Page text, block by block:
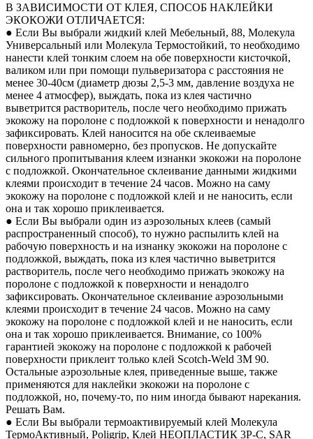
В ЗАВИСИМОСТИ ОТ КЛЕЯ, СПОСОБ НАКЛЕЙКИ
ЭКОКОЖИ ОТЛИЧАЕТСЯ:
● Если Вы выбрали жидкий клей Мебельный, 88, Молекула
Универсальный или Молекула Термостойкий, то необходимо
нанести клей тонким слоем на обе поверхности кисточкой,
валиком или при помощи пульверизатора с расстояния не
менее 30-40см (диаметр дюзы 2,5-3 мм, давление воздуха не
менее 4 атмосфер), выждать, пока из клея частично
выветрится растворитель, после чего необходимо прижать
экокожу на поролоне с подложкой к поверхности и ненадолго
зафиксировать. Клей наносится на обе склеиваемые
поверхности равномерно, без пропусков. Не допускайте
сильного пропитывания клеем изнанки экокожи на поролоне
с подложкой. Окончательное склеивание данными жидкими
клеями происходит в течение 24 часов. Можно на саму
экокожу на поролоне с подложкой клей и не наносить, если
она и так хорошо приклеивается.
● Если Вы выбрали один из аэрозольных клеев (самый
распространенный способ), то нужно распылить клей на
рабочую поверхность и на изнанку экокожи на поролоне с
подложкой, выждать, пока из клея частично выветрится
растворитель, после чего необходимо прижать экокожу на
поролоне с подложкой к поверхности и ненадолго
зафиксировать. Окончательное склеивание аэрозольными
клеями происходит в течение 24 часов. Можно на саму
экокожу на поролоне с подложкой клей и не наносить, если
она и так хорошо приклеивается. Внимание, со 100%
гарантией экокожу на поролоне с подложкой к рабочей
поверхности приклеит только клей Scotch-Weld 3M 90.
Остальные аэрозольные клея, приведенные выше, также
применяются для наклейки экокожи на поролоне с
подложкой, но, почему-то, по ним иногда бывают нарекания.
Решать Вам.
● Если Вы выбрали термоактивируемый клей Молекула
ТермоАктивный, Poligrip, Клей НЕОПЛАСТИК 3P-C, SAR